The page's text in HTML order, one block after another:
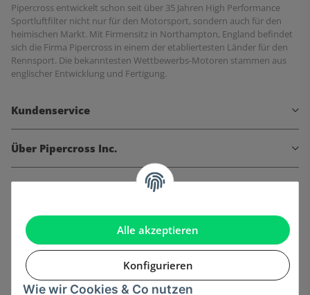
Alle akzeptieren
Konfigurieren
Wie wir Cookies & Co nutzen
Pipercross entwickelt schon seit über 35 Jahren High Performance
Sportluftfilter nicht nur für den Motorsport, sondern auch für den
heimischen Markt. Mit Firmensitz in Northampton, England befindet
sich die Firma Pipercross in einem der etabliertesten Länder für den
Rennsport. Die bekanntesten Wettbewerbs-Motoren stammen aus
englischer Entwicklung und Fertigung.
Kundenservice
Über Pipercross Inc.
Informationen
Gesetzliche Informationen